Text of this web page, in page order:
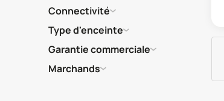
Connectivité
Type d'enceinte
Garantie commerciale
Marchands